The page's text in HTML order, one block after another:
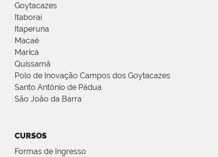
Goytacazes
Itaboraí
Itaperuna
Macaé
Maricá
Quissamã
Polo de Inovação Campos dos Goytacazes
Santo Antônio de Pádua
São João da Barra
CURSOS
Formas de Ingresso